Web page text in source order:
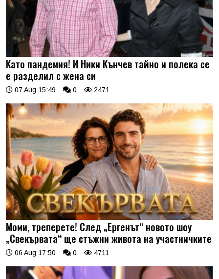
Като пандемия! И Ники Кънчев тайно и полека се
е разделил с жена си
07 Aug 15:49 0 2471
Моми, треперете! След „Ергенът“ новото шоу
„Свекървата“ ще стъжни живота на участничките
06 Aug 17:50 0 4711